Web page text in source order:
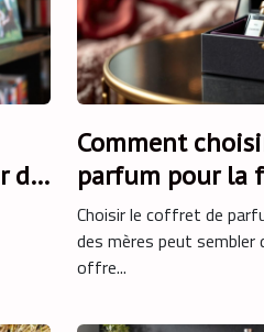
de
Comment
parfum pour la
Choisir le coffret de
des mères peut sembler
offre...